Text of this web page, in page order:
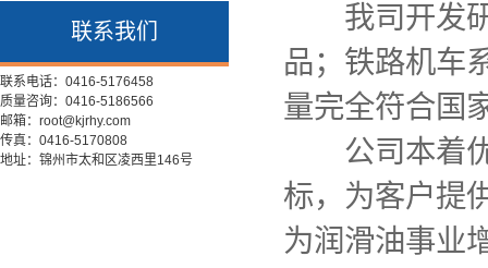
联系我们
联系电话：0416-5176458
质量咨询：0416-5186566
邮箱：root@kjrhy.com
传真：0416-5170808
地址：锦州市太和区凌西里146号
我司开发研
品；铁路机车
量完全符合国
公司本着优
标，为客户提
为润滑油事业